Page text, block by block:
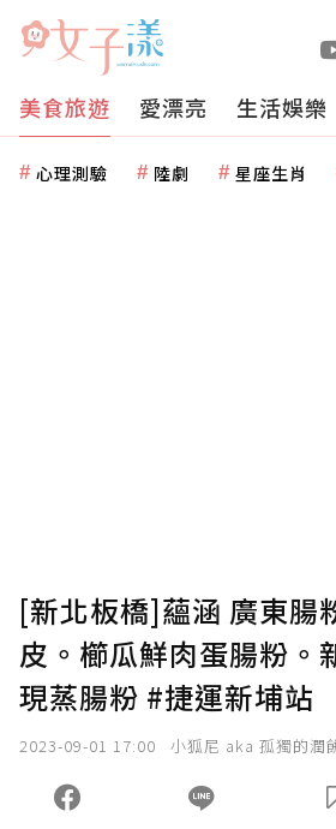
美食旅遊 愛漂亮 生活娛樂
心理測驗 陸劇 星座生肖
[新北板橋]蘊涵 廣東腸
皮。櫛瓜鮮肉蛋腸粉。
現蒸腸粉 #捷運新埔站
2023-09-01 17:00 小狐尼 aka 孤獨的潤